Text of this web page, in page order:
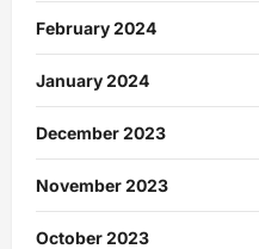
February 2024
January 2024
December 2023
November 2023
October 2023